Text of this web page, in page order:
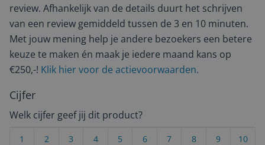
review. Afhankelijk van de details duurt het schrijven
van een review gemiddeld tussen de 3 en 10 minuten.
Met jouw mening help je andere bezoekers een betere
keuze te maken én maak je iedere maand kans op
€250,-! Klik hier voor de actievoorwaarden.
Cijfer
Welk cijfer geef jij dit product?
10
9
8
7
6
5
4
3
2
1